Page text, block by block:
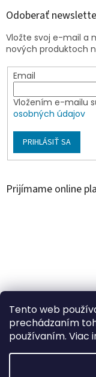
Tento web
prechádzaním
používaním. Viac
Odoberať
Vložte svoj e-mail a
nových produktoch
Email
Vložením e-mailu
osobných údajov
PRIHLÁSIŤ SA
Prijímame online